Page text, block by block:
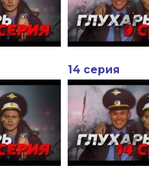
14 серия